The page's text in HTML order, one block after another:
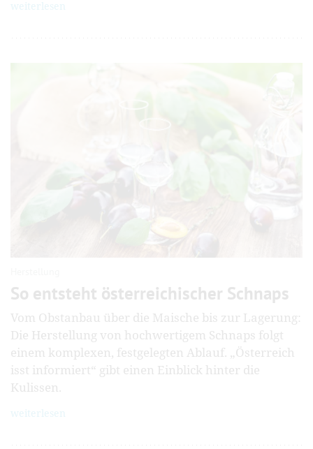
weiterlesen
So entsteht österreichischer Schnaps
Vom Obstanbau über die Maische bis zur Lagerung:
Die Herstellung von hochwertigem Schnaps folgt
einem komplexen, festgelegten Ablauf. „Österreich
isst informiert“ gibt einen Einblick hinter die
Kulissen.
weiterlesen